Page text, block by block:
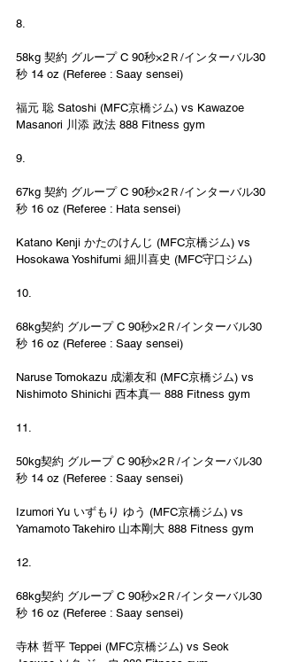
8.
58kg 契約 グループ C 90秒×2Ｒ/インターバル30
秒 14 oz (Referee : Saay sensei)
福元 聡 Satoshi (MFC京橋ジム) vs Kawazoe
Masanori 川添 政法 888 Fitness gym
9.
67kg 契約 グループ C 90秒×2Ｒ/インターバル30
秒 16 oz (Referee : Hata sensei)
Katano Kenji かたのけんじ (MFC京橋ジム) vs
Hosokawa Yoshifumi 細川喜史 (MFC守口ジム)
10.
68kg契約 グループ C 90秒×2Ｒ/インターバル30
秒 16 oz (Referee : Saay sensei)
Naruse Tomokazu 成瀬友和 (MFC京橋ジム) vs
Nishimoto Shinichi 西本真一 888 Fitness gym
11.
50kg契約 グループ C 90秒×2Ｒ/インターバル30
秒 14 oz (Referee : Saay sensei)
Izumori Yu いずもり ゆう (MFC京橋ジム) vs
Yamamoto Takehiro 山本剛大 888 Fitness gym
12.
68kg契約 グループ C 90秒×2Ｒ/インターバル30
秒 16 oz (Referee : Saay sensei)
寺林 哲平 Teppei (MFC京橋ジム) vs Seok